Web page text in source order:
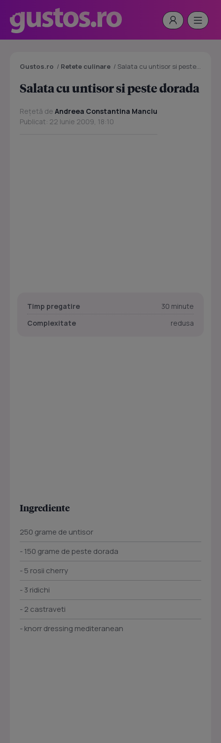
Gustos.ro / Retete culinare / Salata cu untisor si peste dorada
Salata cu untisor si peste dorada
Rețetă de Andreea Constantina Manciu
Publicat: 22 Iunie 2009, 18:10
Timp pregatire
30 minute
Complexitate
redusa
Ingrediente
250 grame de untisor
- 150 grame de peste dorada
- 5 rosii cherry
- 3 ridichi
- 2 castraveti
- knorr dressing mediteranean